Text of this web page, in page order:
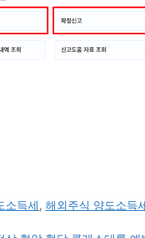
소득세,해외주식 양도소득